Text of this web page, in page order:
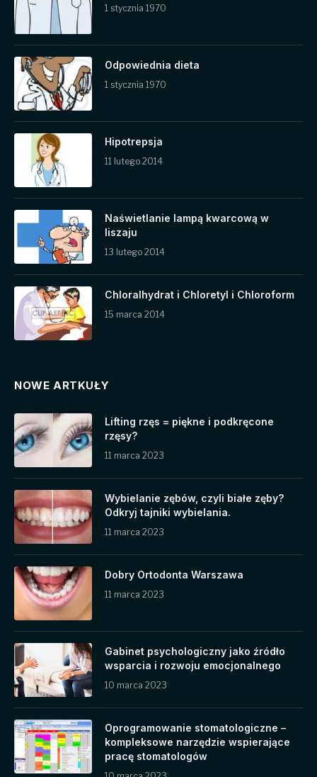
1 stycznia 1970
Odpowiednia dieta
1 stycznia 1970
Hipotrepsja
11 lutego 2014
Naświetlanie lampą kwarcową w
liszaju
13 lutego 2014
Chloralhydrat i Chloretyl i Chloroform
15 marca 2014
NOWE ARTKUŁY
Lifting rzęs = piękne i podkręcone
rzęsy?
11 marca 2023
Wybielanie zębów, czyli białe zęby?
Odkryj tajniki wybielania.
11 marca 2023
Dobry Ortodonta Warszawa
11 marca 2023
Gabinet psychologiczny jako źródło
wsparcia i rozwoju emocjonalnego
10 marca 2023
Oprogramowanie stomatologiczne –
kompleksowe narzędzie wspierające
pracę stomatologów